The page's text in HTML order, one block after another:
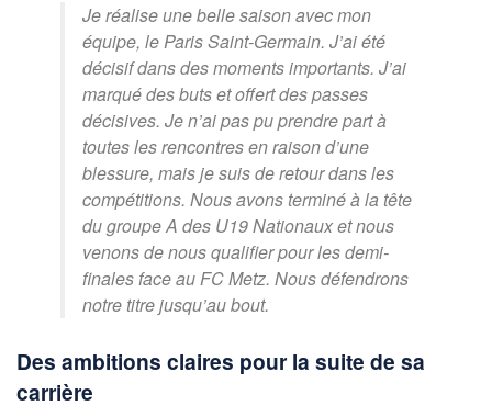
Je réalise une belle saison avec mon
équipe, le Paris Saint-Germain. J’ai été
décisif dans des moments importants. J’ai
marqué des buts et offert des passes
décisives. Je n’ai pas pu prendre part à
toutes les rencontres en raison d’une
blessure, mais je suis de retour dans les
compétitions. Nous avons terminé à la tête
du groupe A des U19 Nationaux et nous
venons de nous qualifier pour les demi-
finales face au FC Metz. Nous défendrons
notre titre jusqu’au bout.
Des ambitions claires pour la suite de sa
carrière